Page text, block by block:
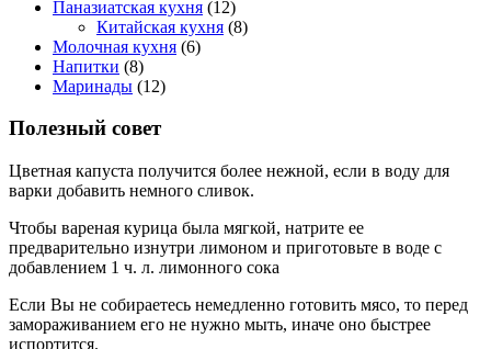
Паназиатская кухня (12)
Китайская кухня (8)
Молочная кухня (6)
Напитки (8)
Маринады (12)
Полезный совет
Цветная капуста получится более нежной, если в воду для
варки добавить немного сливок.
Чтобы вареная курица была мягкой, натрите ее
предварительно изнутри лимоном и приготовьте в воде с
добавлением 1 ч. л. лимонного сока
Если Вы не собираетесь немедленно готовить мясо, то перед
замораживанием его не нужно мыть, иначе оно быстрее
испортится.